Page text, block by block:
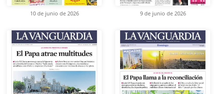
10 de junio de 2026 9 de junio de 2026